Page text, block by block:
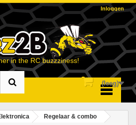
Inloggen
in the RC buzzziness!
(leeg)
Regelaar & combo